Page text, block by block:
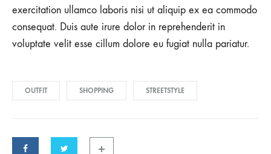
exercitation ullamco laboris nisi ut aliquip ex ea commodo
consequat. Duis aute irure dolor in reprehenderit in
voluptate velit esse cillum dolore eu fugiat nulla pariatur.
OUTFIT SHOPPING STREETSTYLE